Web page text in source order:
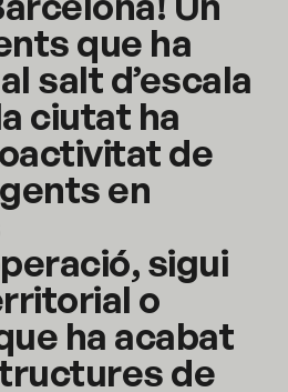
que ha
salt d’escala
ciutat ha
de
en
sigui
o
ha acabat
de